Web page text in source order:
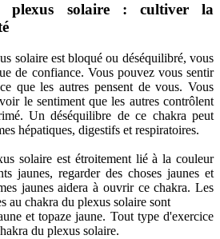
plexus solaire : cultiver la
solaire est bloqué ou déséquilibré, vous
de confiance. Vous pouvez vous sentir
que les autres pensent de vous. Vous
le sentiment que les autres contrôlent
Un déséquilibre de ce chakra peut
hépatiques, digestifs et respiratoires.
solaire est étroitement lié à la couleur
jaunes, regarder des choses jaunes et
jaunes aidera à ouvrir ce chakra. Les
au chakra du plexus solaire sont
et topaze jaune. Tout type d'exercice
du plexus solaire.